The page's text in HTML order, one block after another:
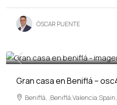
ÓSCAR PUENTE
264,000€
Gran casa en Beniflá –
Beniflá,